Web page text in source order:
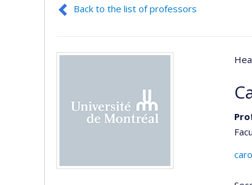
Back to the list of professors